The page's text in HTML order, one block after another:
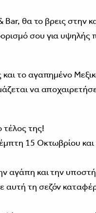
θα το βρεις στην
σου για υψηλής
το αγαπημένο
να
τέλος της!
15 Οκτωβρίου
αγάπη και την
αυτή τη σεζόν